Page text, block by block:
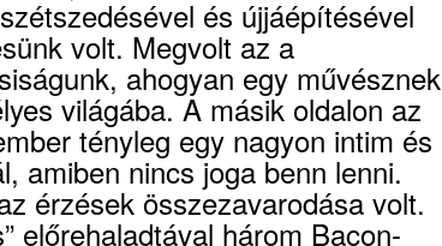
és újjáépítésével
volt. Megvolt az a
ahogyan egy művésznek
világába. A másik oldalon az
tényleg egy nagyon intim és
amiben nincs joga benn lenni.
érzések összezavarodása volt.
előrehaladtával három Bacon-